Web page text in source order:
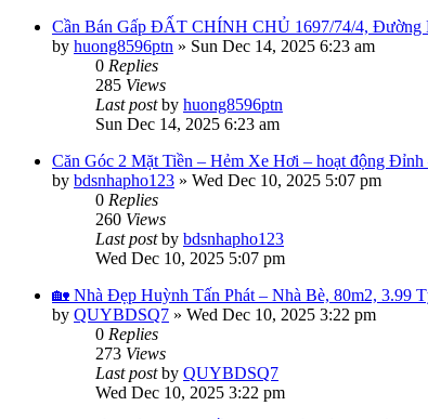
Cần Bán Gấp ĐẤT CHÍNH CHỦ 1697/74/4,
by huong8596ptn » Sun Dec 14, 2025 6:23 am
0 Replies
285 Views
Last postby huong8596ptn
Sun Dec 14, 2025 6:23 am
Căn Góc 2 Mặt Tiền – Hẻm Xe Hơi – hoạt động Đỉnh
by bdsnhapho123 » Wed Dec 10, 2025 5:07 pm
0 Replies
260 Views
Last postby bdsnhapho123
Wed Dec 10, 2025 5:07 pm
🏡 Nhà Đẹp Huỳnh Tấn Phát – Nhà Bè, 80m2, 3.99
by QUYBDSQ7 » Wed Dec 10, 2025 3:22 pm
0 Replies
273 Views
Last postby QUYBDSQ7
Wed Dec 10, 2025 3:22 pm